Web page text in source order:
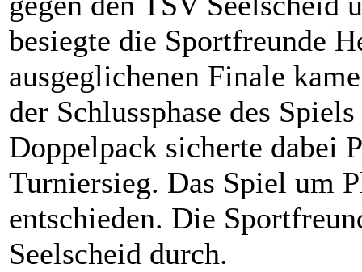
besiegte die Sportfreunde
ausgeglichenen Finale
der Schlussphase des
Doppelpack sicherte dabei
Turniersieg. Das Spiel um
entschieden. Die
Seelscheid durch.